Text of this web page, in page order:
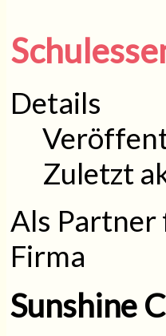
Details
Zuletzt
Als Partner
Firma
Sunshine